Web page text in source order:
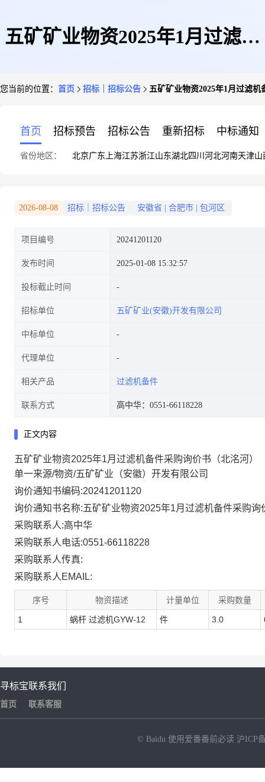
五矿矿业物资2025年1月过滤机
您当前的位置： 首页 招标｜招标公告 五矿矿业物资2025年1月过滤
首页 招标预告 招标公告 重新招标 中标通知
省份地区： 北京广东 上海江苏浙江山东湖北四川 河北河南天津山
2026-08-08 招标｜招标公告 安徽省 合肥市 包河区
项目编号 20241201120
发布时间 2025-01-08 15:32:57
投标截止时间
招标单位 五矿矿业(安徽)开发有限公司
中标单位
代理单位
相关产品 过滤机备件
联系方式 高中华：0551-66118228
正文内容
五矿矿业物资2025年1月过滤机备件采购询价书（北洺河）
单一来源/物资/五矿矿业（安徽）开发有限公司
询价通知书编码:20241201120
询价通知书名称:五矿矿业物资2025年1月过滤机备件采购询
采购联系人:高中华
采购联系人电话:0551-66118228
采购联系人传真:
采购联系人EMAIL:
序号 物资描述 计量单位 采购数量
1 蜗杆 过滤机GYW-12 件 3.0
寻标宝
首页
联系我们
联系客服
© Baidu 使用爱番番前必读 沪ICP